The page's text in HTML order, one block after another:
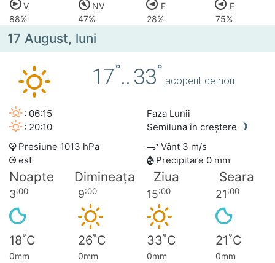
V
NV E
E
88%
47% 28% 75%
17 August, luni
17°.. 33°
acoperit de nori
: 06:15
: 20:10
Faza Lunii
Semiluna în creștere
Presiune 1013 hPa
Vânt 3 m/s
est
Precipitare 0 mm
Noapte Dimineața Ziua Seara
3:00 9:00 15:00 21:00
18°C 26°C 33°C 21°C
0mm 0mm 0mm
0mm